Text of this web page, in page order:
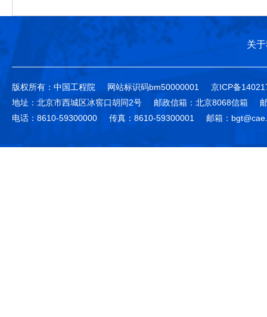
关
版权所有：中国工程院 网站标识码bm50000001
京ICP备
地址：北京市西城区冰窖口胡同2号
邮政信箱：北京8068信箱
电话：8610-59300000
传真：8610-59300001 邮箱：